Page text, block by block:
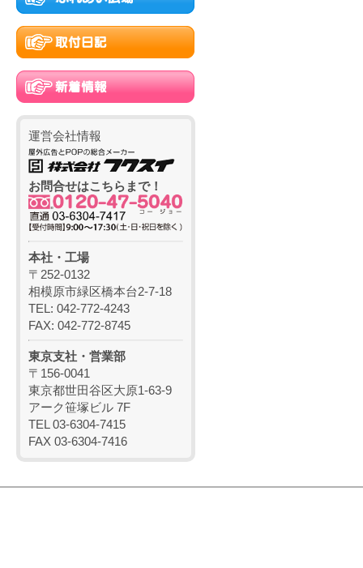
運営会社情報
お問合せはこちらまで！
本社・工場
〒252-0132
相模原市緑区橋本台2-7-18
TEL: 042-772-4243
FAX: 042-772-8745
東京支社・営業部
〒156-0041
東京都世田谷区大原1-63-9
アーク笹塚ビル 7F
TEL 03-6304-7415
FAX 03-6304-7416